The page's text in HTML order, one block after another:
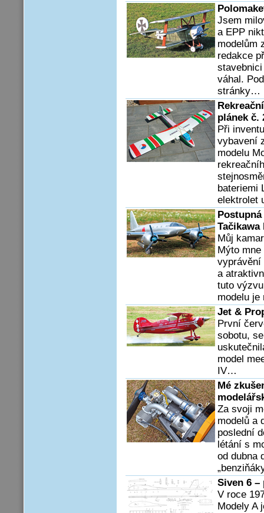
Jsem
a EPP
modelům
redakce
váhal.
stránky…
plánek č.
Při
vybavení
modelu
bateriemi
elektrolet
Tačikawa
Můj
Mýto
vyprávění
a
tuto
modelu
Jet &
První
sobotu,
model
IV…
Mé
Za svoji
modelů a
poslední
létání s
od dubna
Siven 6 –
V roce
Modely A